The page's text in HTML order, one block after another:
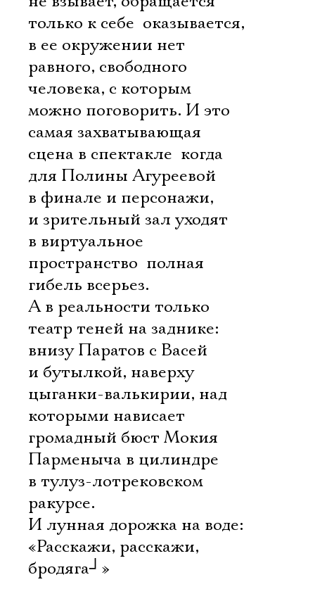
только к себе  оказывается,
в ее окружении нет
равного, свободного
человека, с которым
можно поговорить. И это
самая захватывающая
сцена в спектакле  когда
для Полины Агуреевой
в финале и персонажи,
и зрительный зал уходят
в виртуальное
пространство  полная
гибель всерьез.
А в реальности только
театр теней на заднике:
внизу Паратов с Васей
и бутылкой, наверху
цыганки-валькирии, над
которыми нависает
громадный бюст Мокия
Парменыча в цилиндре
в тулуз-лотрековском
ракурсе.
И лунная дорожка на воде:
«Расскажи, расскажи,
бродяга┘ »